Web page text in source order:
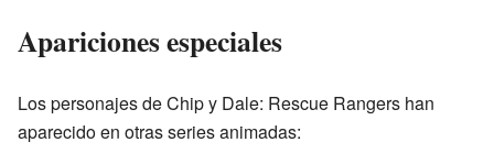
Apariciones especiales
Los personajes de Chip y Dale: Rescue Rangers han
aparecido en otras series animadas: